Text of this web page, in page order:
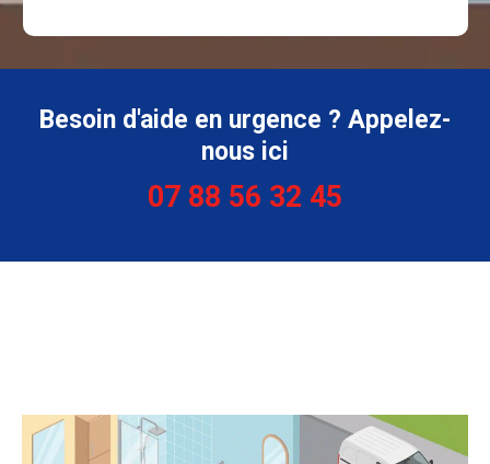
Besoin d'aide en urgence ? Appelez-
nous ici
07 88 56 32 45